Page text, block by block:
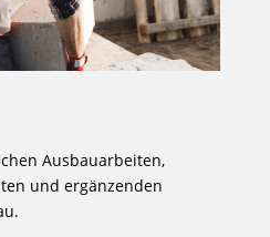
Ausbauarbeiten,
und ergänzenden